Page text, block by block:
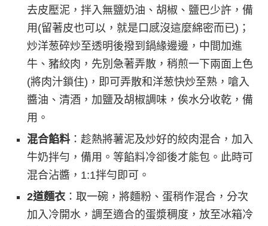
去皮壓泥，拌入無鹽奶油、胡椒、鹽巴少許，備
用(留著皮也可以，就是口感沒這麼綿密而已)；
炒洋葱碎炒至透明後撥到鍋緣邊邊，中間加進
牛、豬絞肉，先別急著弄散，稍煎一下兩面上色
(將肉汁鎖住)，即可弄散和洋葱快炒至熟，嗆入
醬油、清酒，加鹽及胡椒調味，俟水分收乾，備
用。
混合餡料：趁熱將薯泥及炒好的絞肉混合，加入
牛奶拌勻，備用。等餡料冷卻後才能包。此時可
混合沾醬，1:1拌勻即可。
2道麵衣：取一碗，將麵粉、蛋稍作混合，分次
加入冷開水，調至適合的蛋漿稠度，放至冰箱冷